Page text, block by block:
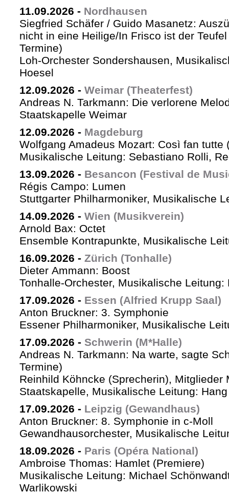
11.09.2026 - Nordhausen
Siegfried Schäfer / Guido Masanetz:
nicht in eine Heilige/In Frisco ist der
Termine)
Loh-Orchester Sondershausen,
Hoesel
12.09.2026 - Weimar (Theaterfest)
Andreas N. Tarkmann: Die verlorene
Staatskapelle Weimar
12.09.2026 - Magdeburg
Wolfgang Amadeus Mozart: Così fan tutte
Musikalische Leitung: Sebastiano Rolli,
13.09.2026 - Besancon (Festival de
Régis Campo: Lumen
Stuttgarter Philharmoniker, Musikalische
14.09.2026 - Wien (Musikverein)
Arnold Bax: Octet
Ensemble Kontrapunkte, Musikalische
16.09.2026 - Zürich (Tonhalle)
Dieter Ammann: Boost
Tonhalle-Orchester, Musikalische Leitung:
17.09.2026 - Essen (Alfried Krupp Saal)
Anton Bruckner: 3. Symphonie
Essener Philharmoniker, Musikalische
17.09.2026 - Schwerin (M*Halle)
Andreas N. Tarkmann: Na warte, sagte
Termine)
Reinhild Köhncke (Sprecherin), Mitglieder
Staatskapelle, Musikalische Leitung:
17.09.2026 - Leipzig (Gewandhaus)
Anton Bruckner: 8. Symphonie in c-Moll
Gewandhausorchester, Musikalische
18.09.2026 - Paris (Opéra National)
Ambroise Thomas: Hamlet (Premiere)
Musikalische Leitung: Michael
Warlikowski